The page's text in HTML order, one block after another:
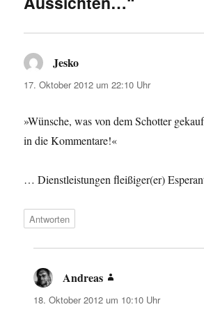
Jesko
17. Oktober 2012 um 22:10 Uhr
»Wünsche, was von dem Schotter
in die Kommentare!«
… Dienstleistungen fleißiger(er)
Antworten
Andreas
18. Oktober 2012 um 10:10 Uhr